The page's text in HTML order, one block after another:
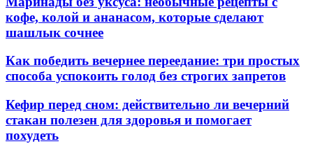
кофе, колой и ананасом, которые сделают
шашлык сочнее
Как победить вечернее переедание: три простых
способа успокоить голод без строгих запретов
Кефир перед сном: действительно ли вечерний
стакан полезен для здоровья и помогает
похудеть